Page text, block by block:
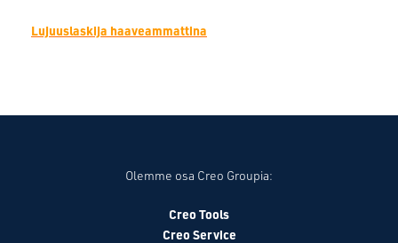
Lujuuslaskija haaveammattina
Olemme osa Creo Groupia:
Creo Tools
Creo Service